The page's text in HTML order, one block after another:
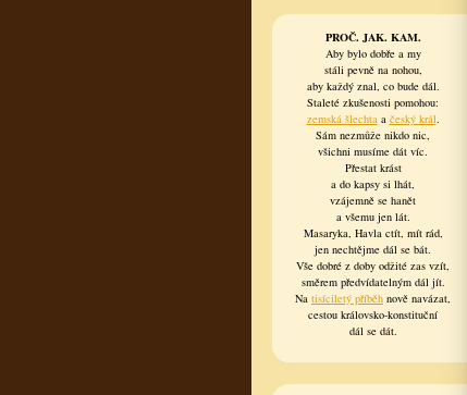
PROČ. JAK. KAM.
Aby bylo dobře a my
stáli pevně na nohou,
aby každý znal, co bude dál.
Staleté zkušenosti pomohou:
zemská šlechtaa český král.
Sám nezmůže nikdo nic,
všichni musíme dát víc.
Přestat krást
a do kapsy si lhát,
vzájemně se hanět
a všemu jen lát.
Masaryka, Havla ctít, mít rád,
jen nechtějme dál se bát.
Vše dobré z doby odžité zas vzít,
směrem předvídatelným dál jít.
Na tisíciletý příběh nově navázat,
cestou královsko-konstituční
dál se dát.